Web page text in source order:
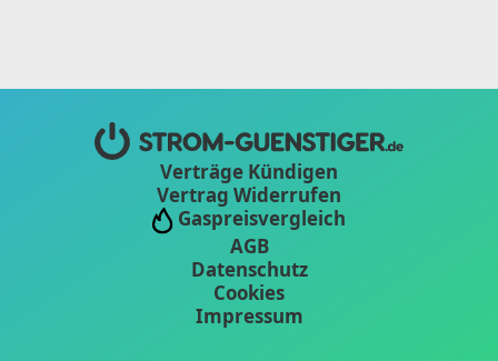
Verträge Kündigen
Vertrag Widerrufen
Gaspreisvergleich
AGB
Datenschutz
Cookies
Impressum